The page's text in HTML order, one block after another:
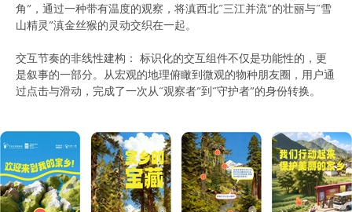
角”，通过一种带有温度的观察，将滇西北“三江并流”的壮丽与“雪
山精灵”滇金丝猴的灵动交织在一起。
交互节奏的非线性建构： 标识化的交互组件不仅是功能性的，更
是叙事的一部分。从宏观的地理俯瞰到微观的物种朋友圈，用户通
过点击与滑动，完成了一次从“观察者”到“守护者”的身份转换。